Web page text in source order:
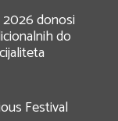
2026 donosi
do
Festival